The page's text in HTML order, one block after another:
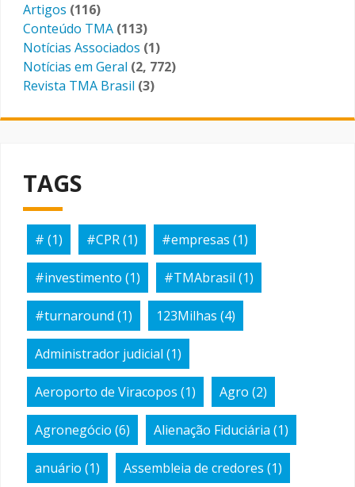
Artigos (116)
Conteúdo TMA (113)
Notícias Associados (1)
Notícias em Geral (2, 772)
Revista TMA Brasil (3)
TAGS
# (1) #CPR(1) #empresas (1)
#investimento (1) #TMAbrasil (1)
#turnaround (1) 123Milhas (4)
Administrador judicial (1)
Aeroporto de Viracopos (1) Agro (2)
Agronegócio (6) Alienação Fiduciária (1)
anuário (1) Assembleia de credores (1)